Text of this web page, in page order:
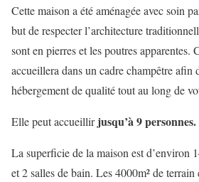
Cette maison a été aménagée avec soin
but de respecter l’architecture
sont en pierres et les poutres apparentes.
accueillera dans un cadre champêtre afin
hébergement de qualité tout au long de
Elle peut accueillirjusqu’à 9 personnes.
La superficie de la maison est d’environ
et 2 salles de bain. Les 4000m² de terrain